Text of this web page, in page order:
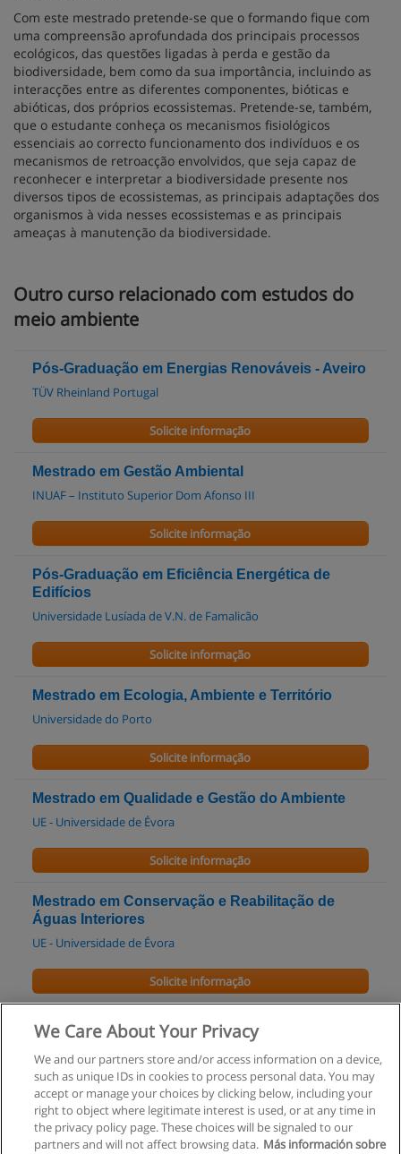
Com este mestrado pretende-se que o formando fique com
uma compreensão aprofundada dos principais processos
ecológicos, das questões ligadas à perda e gestão da
biodiversidade, bem como da sua importância, incluindo as
interacções entre as diferentes componentes, bióticas e
abióticas, dos próprios ecossistemas. Pretende-se, também,
que o estudante conheça os mecanismos fisiológicos
essenciais ao correcto funcionamento dos indivíduos e os
mecanismos de retroacção envolvidos, que seja capaz de
reconhecer e interpretar a biodiversidade presente nos
diversos tipos de ecossistemas, as principais adaptações dos
organismos à vida nesses ecossistemas e as principais
ameaças à manutenção da biodiversidade.
Outro curso relacionado com estudos do
meio ambiente
Pós-Graduação em Energias Renováveis - Aveiro
TÜV Rheinland Portugal
Solicite informação
Mestrado em Gestão Ambiental
INUAF – Instituto Superior Dom Afonso III
Solicite informação
Pós-Graduação em Eficiência Energética de
Edifícios
Universidade Lusíada de V.N. de Famalicão
Solicite informação
Mestrado em Ecologia, Ambiente e Território
Universidade do Porto
Solicite informação
Mestrado em Qualidade e Gestão do Ambiente
UE - Universidade de Évora
Solicite informação
Mestrado em Conservação e Reabilitação de
Águas Interiores
UE - Universidade de Évora
Solicite informação
Mestrado em Energia e Ambiente
Solicite informação
We Care About Your Privacy
We and our partners store and/or access information on a device,
such as unique IDs in cookies to process personal data. You may
accept or manage your choices by clicking below, including your
right to object where legitimate interest is used, or at any time in
the privacy policy page. These choices will be signaled to our
partners and will not affect browsing data. Más información sobre